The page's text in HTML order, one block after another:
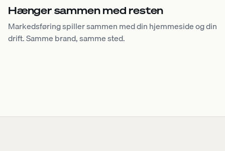
Hænger sammen med resten
Markedsføring spiller sammen med din hjemmeside og din
drift. Samme brand, samme sted.